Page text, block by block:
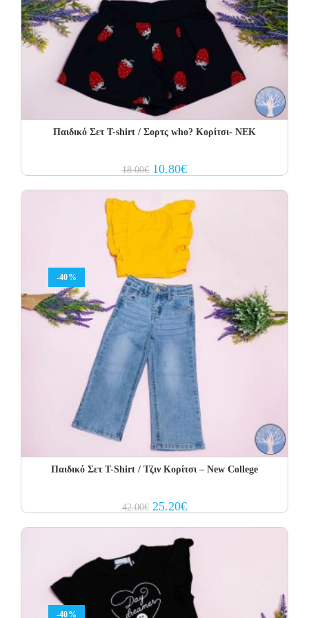
Παιδικό Σετ Τ-shirt / Σορτς who? Κορίτσι- NEK
18.00€ Original
price
18.00€.
10.80€Current
price
10.80€.
-40%
Παιδικό Σετ Τ-Shirt / Τζιν Κορίτσι – New College
42.00€ Original
price
25.20€Current
price
-40%